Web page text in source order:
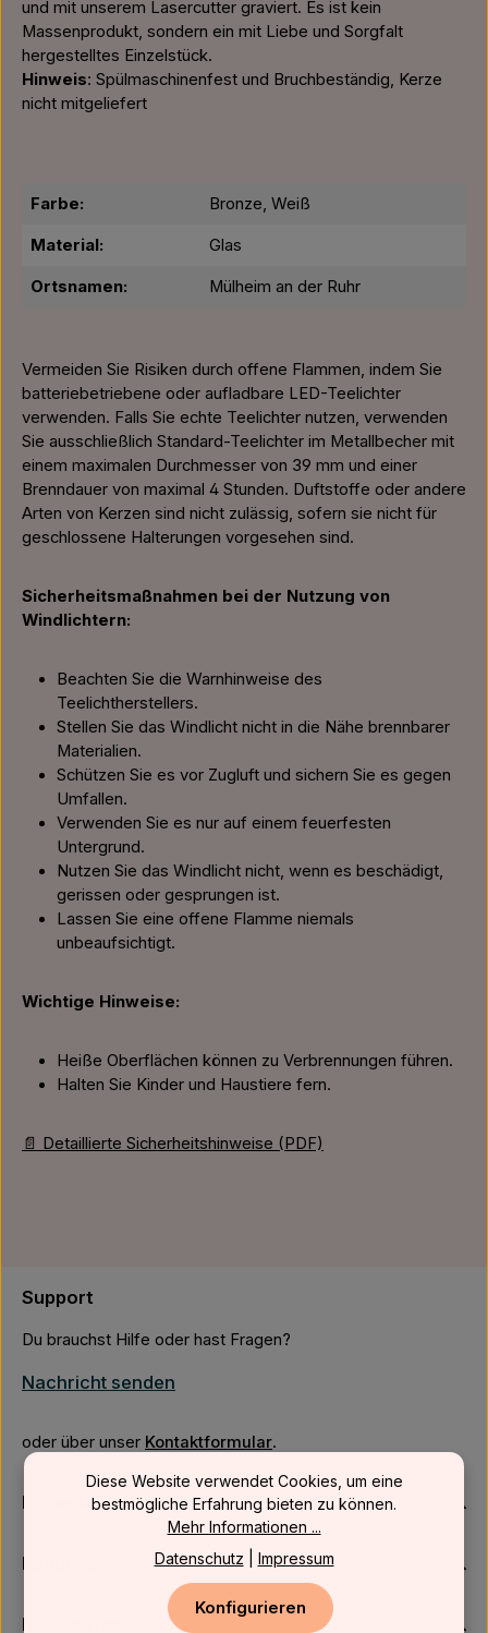
und mit unserem Lasercutter graviert. Es ist kein
Massenprodukt, sondern ein mit Liebe und Sorgfalt
hergestelltes Einzelstück.
Hinweis: Spülmaschinenfest und Bruchbeständig, Kerze
nicht mitgeliefert
Farbe: Bronze, Weiß
Material: Glas
Ortsnamen: Mülheim an der Ruhr
Vermeiden Sie Risiken durch offene Flammen, indem Sie
batteriebetriebene oder aufladbare LED-Teelichter
verwenden. Falls Sie echte Teelichter nutzen, verwenden
Sie ausschließlich Standard-Teelichter im Metallbecher mit
einem maximalen Durchmesser von 39 mm und einer
Brenndauer von maximal 4 Stunden. Duftstoffe oder andere
Arten von Kerzen sind nicht zulässig, sofern sie nicht für
geschlossene Halterungen vorgesehen sind.
Sicherheitsmaßnahmen bei der Nutzung von
Windlichtern:
Beachten Sie die Warnhinweise des
Teelichtherstellers.
Stellen Sie das Windlicht nicht in die Nähe brennbarer
Materialien.
Schützen Sie es vor Zugluft und sichern Sie es gegen
Umfallen.
Verwenden Sie es nur auf einem feuerfesten
Untergrund.
Nutzen Sie das Windlicht nicht, wenn es beschädigt,
gerissen oder gesprungen ist.
Lassen Sie eine offene Flamme niemals
unbeaufsichtigt.
Wichtige Hinweise:
Heiße Oberflächen können zu Verbrennungen führen.
Halten Sie Kinder und Haustiere fern.
📄 Detaillierte Sicherheitshinweise (PDF)
Support
Du brauchst Hilfe oder hast Fragen?
Nachricht senden
oder über unser Kontaktformular.
Firmenkunden
Kundenservice
Newsletter
Diese Website verwendet Cookies, um eine
bestmögliche Erfahrung bieten zu können.
Mehr Informationen ...
Datenschutz
Impressum
Konfigurieren